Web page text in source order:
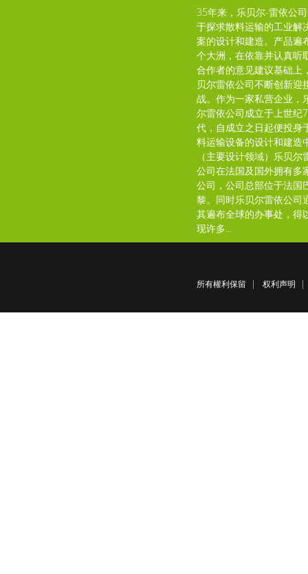
35年来，乐贝尔-雷依公
于探求散料运输的工业解
案的设计和建造。产品遍
个大洲，在依靠并认真听
合作者的意见建议基础上
贝尔雷依公司不断创新迎
战。作为一家私营企业，
尔雷依公司成立于上世纪
代，自成立之日起便投身
料运输设备的设计和建造
（主要设计领域）乐贝尔
公司在法国及国外拥有多
公司，公司总部位于法国
黎。同时乐贝尔雷依公司
其遍布全球的办事处，得
现许多...
所有權利保留 权利声明